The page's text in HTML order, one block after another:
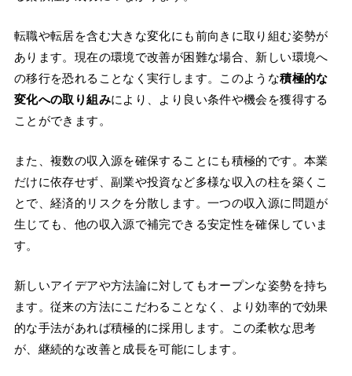
転職や転居を含む大きな変化にも前向きに取り組む姿勢が
あります。現在の環境で改善が困難な場合、新しい環境へ
の移行を恐れることなく実行します。このような積極的な
変化への取り組みにより、より良い条件や機会を獲得する
ことができます。
また、複数の収入源を確保することにも積極的です。本業
だけに依存せず、副業や投資など多様な収入の柱を築くこ
とで、経済的リスクを分散します。一つの収入源に問題が
生じても、他の収入源で補完できる安定性を確保していま
す。
新しいアイデアや方法論に対してもオープンな姿勢を持ち
ます。従来の方法にこだわることなく、より効率的で効果
的な手法があれば積極的に採用します。この柔軟な思考
が、継続的な改善と成長を可能にします。